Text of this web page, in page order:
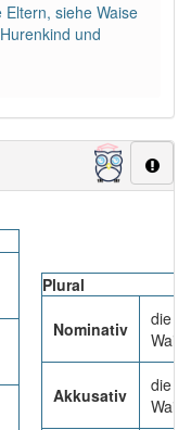
siehe Waise
und
Plural
Nominativ
die
Akkusativ
die